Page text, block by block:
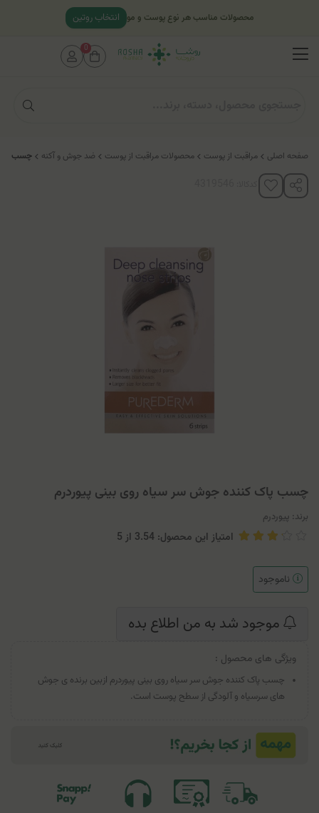
صفحه اصلی مراقبت از پوست محصولات مراقبت از پوست ضد جوش و آکنه چسب پاک
چسب پاک کننده جوش سر سیاه روی بینی پیوردرم
برند: پیوردرم
امتیاز این محصول: 3.54 از 5
ناموجود
موجود شد به من اطلاع بده
ویژگی های محصول :
چسب پاک کننده جوش سر سیاه روی بینی پیوردرم ازبین ‌برنده ‌ی جوش‌
های سرسیاه و آلودگی از سطح پوست است.
محصولات مناسب هر نوع پوست و مو انتخاب روتین
0